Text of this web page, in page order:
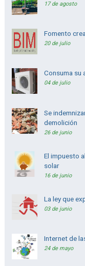
17 de agosto
Fomento
20 de julio
Consuma su
04 de julio
Se
demolición
26 de junio
El impuesto
solar
16 de junio
La ley que
03 de junio
Internet de
24 de mayo